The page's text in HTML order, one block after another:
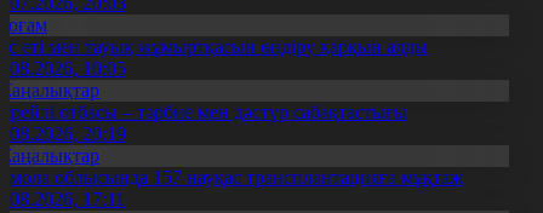
еті мен тауық жұмыртқасын өндіру қарқын алды
10:05
отбасы – тәрбие мен дәстүр сабақтастығы
20:19
облысында 157 науқас трансплантацияға мұқтаж
17:11